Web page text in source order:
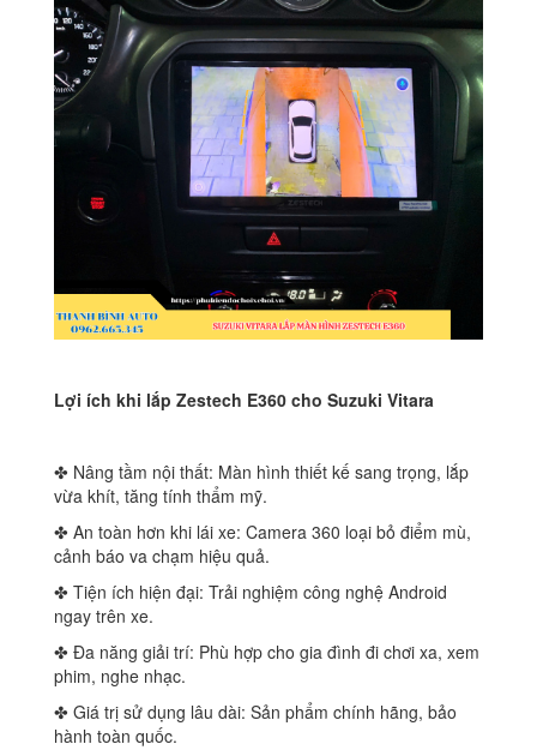
Lợi ích khi lắp Zestech E360 cho Suzuki Vitara
✤ Nâng tầm nội thất: Màn hình thiết kế sang trọng, lắp
vừa khít, tăng tính thẩm mỹ.
✤ An toàn hơn khi lái xe: Camera 360 loại bỏ điểm mù,
cảnh báo va chạm hiệu quả.
✤ Tiện ích hiện đại: Trải nghiệm công nghệ Android
ngay trên xe.
✤ Đa năng giải trí: Phù hợp cho gia đình đi chơi xa, xem
phim, nghe nhạc.
✤ Giá trị sử dụng lâu dài: Sản phẩm chính hãng, bảo
hành toàn quốc.